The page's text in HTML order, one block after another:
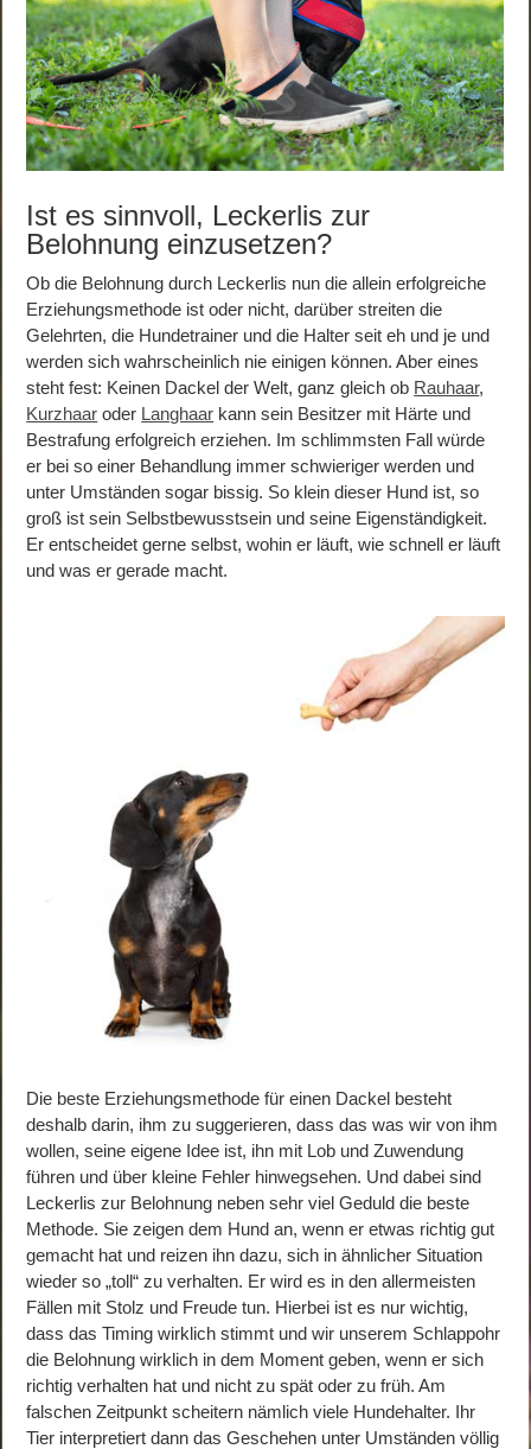
Ist es sinnvoll, Leckerlis zur
Belohnung einzusetzen?
Ob die Belohnung durch Leckerlis nun die allein erfolgreiche
Erziehungsmethode ist oder nicht, darüber streiten die
Gelehrten, die Hundetrainer und die Halter seit eh und je und
werden sich wahrscheinlich nie einigen können. Aber eines
steht fest: Keinen Dackel der Welt, ganz gleich ob Rauhaar,
Kurzhaar oder Langhaar kann sein Besitzer mit Härte und
Bestrafung erfolgreich erziehen. Im schlimmsten Fall würde
er bei so einer Behandlung immer schwieriger werden und
unter Umständen sogar bissig. So klein dieser Hund ist, so
groß ist sein Selbstbewusstsein und seine Eigenständigkeit.
Er entscheidet gerne selbst, wohin er läuft, wie schnell er läuft
und was er gerade macht.
Die beste Erziehungsmethode für einen Dackel besteht
deshalb darin, ihm zu suggerieren, dass das was wir von ihm
wollen, seine eigene Idee ist, ihn mit Lob und Zuwendung
führen und über kleine Fehler hinwegsehen. Und dabei sind
Leckerlis zur Belohnung neben sehr viel Geduld die beste
Methode. Sie zeigen dem Hund an, wenn er etwas richtig gut
gemacht hat und reizen ihn dazu, sich in ähnlicher Situation
wieder so „toll“ zu verhalten. Er wird es in den allermeisten
Fällen mit Stolz und Freude tun. Hierbei ist es nur wichtig,
dass das Timing wirklich stimmt und wir unserem Schlappohr
die Belohnung wirklich in dem Moment geben, wenn er sich
richtig verhalten hat und nicht zu spät oder zu früh. Am
falschen Zeitpunkt scheitern nämlich viele Hundehalter. Ihr
Tier interpretiert dann das Geschehen unter Umständen völlig